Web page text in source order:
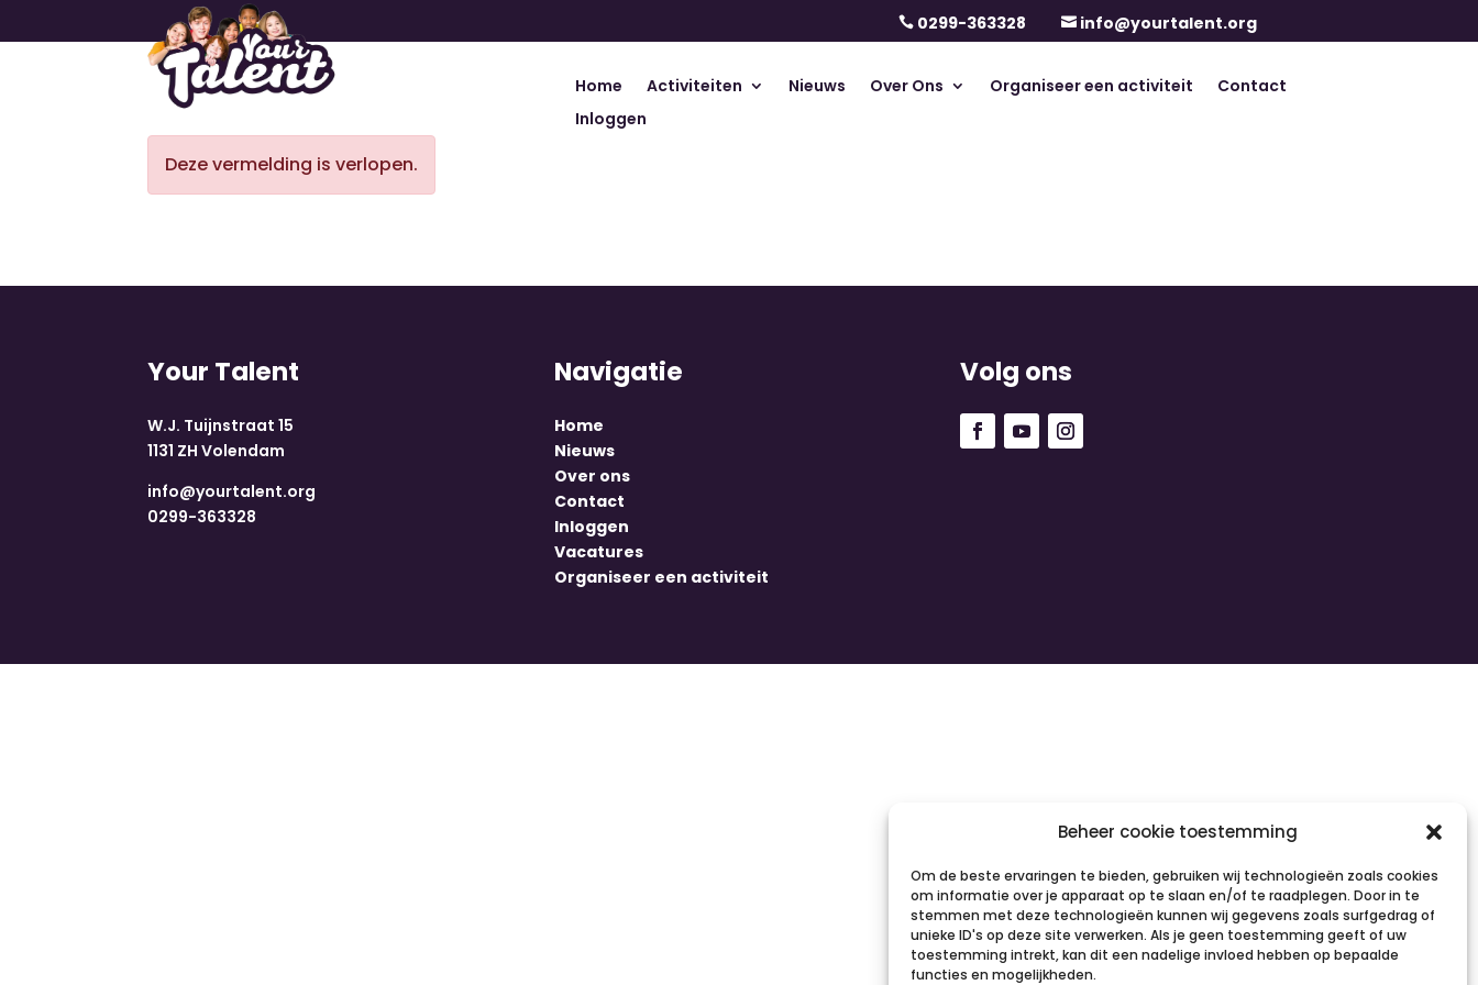
Beheer cookie toestemming
Om de beste ervaringen te bieden, gebruiken wij technologieën zoals cookies
om informatie over je apparaat op te slaan en/of te raadplegen. Door in te
stemmen met deze technologieën kunnen wij gegevens zoals surfgedrag of
unieke ID's op deze site verwerken. Als je geen toestemming geeft of uw
toestemming intrekt, kan dit een nadelige invloed hebben op bepaalde
functies en mogelijkheden.
 0299-363328  info@yourtalent.org
Home Activiteiten Nieuws Over Ons Organiseer een activiteit
Contact
Inloggen
Deze vermelding is verlopen.
Your Talent
W.J. Tuijnstraat 15
1131 ZH Volendam
info@yourtalent.org
0299-363328
Navigatie
Home
Nieuws
Over ons
Contact
Inloggen
Vacatures
Organiseer een activiteit
Volg ons